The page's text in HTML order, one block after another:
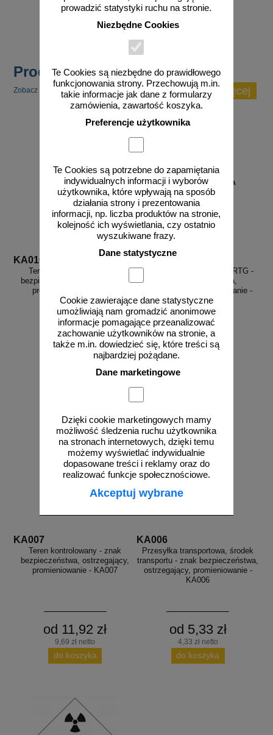
prowadzić statystyki ruchu na stronie.
Niezbędne Cookies
Te Cookies są niezbędne do prawidłowego
funkcjonowania strony. Przechowują m.in.
takie informacje jak dane z formularzy
zamówienia, zawartość koszyka.
Preferencje użytkownika
Te Cookies są potrzebne do zapamiętania
indywidualnych informacji i wyborów
użytkownika, które wpływają na sposób
działania strony i prezentowania
informacji, np. liczba produktów na stronie,
kolejność ich wyświetlania, czy ostatnio
wyszukiwane frazy.
Dane statystyczne
Cookie zawierające dane statystyczne
umożliwiają nam gromadzić anonimowe
informacje pomagające przeanalizować
zachowanie użytkowników na stronie, a
także m.in. dowiedzieć się, które treści są
najbardziej pożądane.
Dane marketingowe
Dzięki cookie marketingowych mamy
możliwość śledzenia ruchu użytkownika
na stronach internetowych, dzięki temu
możemy wyświetlać indywidualnie
dopasowane treści i reklamy oraz do
realizować funkcje społecznościowe.
Akceptuj wybrane
6,36 zł netto 20,70 zł netto
Produkty popularne
Zobacz inne popularne produkty w tej kategorii. zobacz więcej
KA016
Teren nadzorowany - znak
bezpieczeństwa, ostrzegający,
promieniowanie - KA016
od 11,92 zł
do koszyka
KA014
Pracownia rentgenowska RTG -
znak bezpieczeństwa,
ostrzegający, promieniowanie -
KA014
od 6,97 zł
do koszyka
KA007
Teren kontrolowany - znak
bezpieczeństwa, ostrzegający,
promieniowanie - KA007
od 11,92 zł
9,69 zł netto
do koszyka
KA006
Przesyłka transportowa, środek
transportu - znak bezpieczeństwa,
ostrzegający, promieniowanie -
KA006
od 5,33 zł
4,33 zł netto
do koszyka